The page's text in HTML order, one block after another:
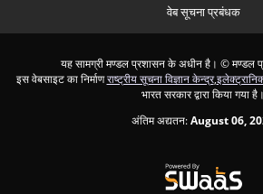
वेब सूचना प्रबंधक
यह सामग्री मण्डल प्रशासन के अधीन है। © मण्डल
इस वेबसाइट का निर्माणराष्ट्रीय सूचना विज्ञान केन्द्र,
भारत सरकार द्वारा किया गया है।
अंतिम अद्यतन:August 06,